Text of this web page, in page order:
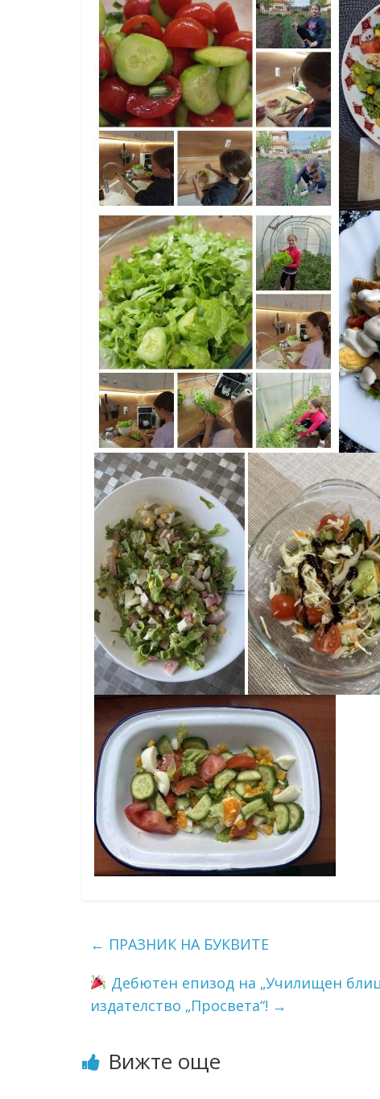
← ПРАЗНИК НА БУКВИТЕ
Дебютен епизод на „Училищен
издателство „Просвета“! →
Вижте още